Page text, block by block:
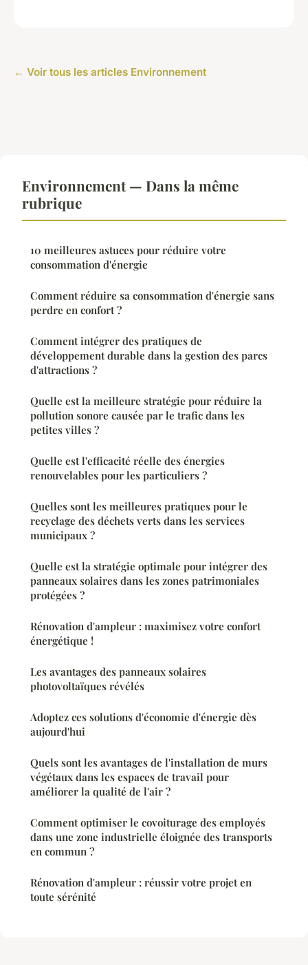
← Voir tous les articles Environnement
Environnement — Dans la même
rubrique
10 meilleures astuces pour réduire votre
consommation d'énergie
Comment réduire sa consommation d'énergie sans
perdre en confort ?
Comment intégrer des pratiques de
développement durable dans la gestion des parcs
d'attractions ?
Quelle est la meilleure stratégie pour réduire la
pollution sonore causée par le trafic dans les
petites villes ?
Quelle est l'efficacité réelle des énergies
renouvelables pour les particuliers ?
Quelles sont les meilleures pratiques pour le
recyclage des déchets verts dans les services
municipaux ?
Quelle est la stratégie optimale pour intégrer des
panneaux solaires dans les zones patrimoniales
protégées ?
Rénovation d'ampleur : maximisez votre confort
énergétique !
Les avantages des panneaux solaires
photovoltaïques révélés
Adoptez ces solutions d'économie d'énergie dès
aujourd'hui
Quels sont les avantages de l'installation de murs
végétaux dans les espaces de travail pour
améliorer la qualité de l'air ?
Comment optimiser le covoiturage des employés
dans une zone industrielle éloignée des transports
en commun ?
Rénovation d'ampleur : réussir votre projet en
toute sérénité